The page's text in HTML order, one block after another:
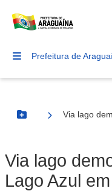
Prefeitura de
Botão Menu
Via lago
Via lago
Lago Azul